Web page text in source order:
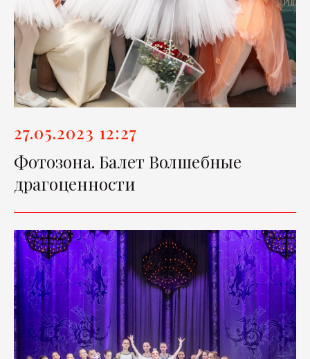
27.05.2023 12:27
Фотозона. Балет Волшебные
драгоценности